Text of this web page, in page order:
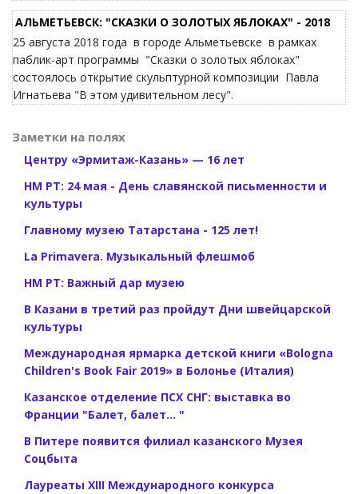
АЛЬМЕТЬЕВСК: "СКАЗКИ О ЗОЛОТЫХ ЯБЛОКАХ" - 2018
25 августа 2018 года в городе Альметьевске в рамках
паблик-арт программы "Сказки о золотых яблоках"
состоялось открытие скульптурной композиции Павла
Игнатьева "В этом удивительном лесу".
Заметки на полях
Центру «Эрмитаж-Казань» — 16 лет
НМ РТ: 24 мая - День славянской письменности и
культуры
Главному музею Татарстана - 125 лет!
La Primavera. Музыкальный флешмоб
НМ РТ: Важный дар музею
В Казани в третий раз пройдут Дни швейцарской
культуры
Международная ярмарка детской книги «Bologna
Children's Book Fair 2019» в Болонье (Италия)
Казанское отделение ПСХ СНГ: выставка во
Франции "Балет, балет... "
В Питере появится филиал казанского Музея
Соцбыта
Лауреаты XIII Международного конкурса